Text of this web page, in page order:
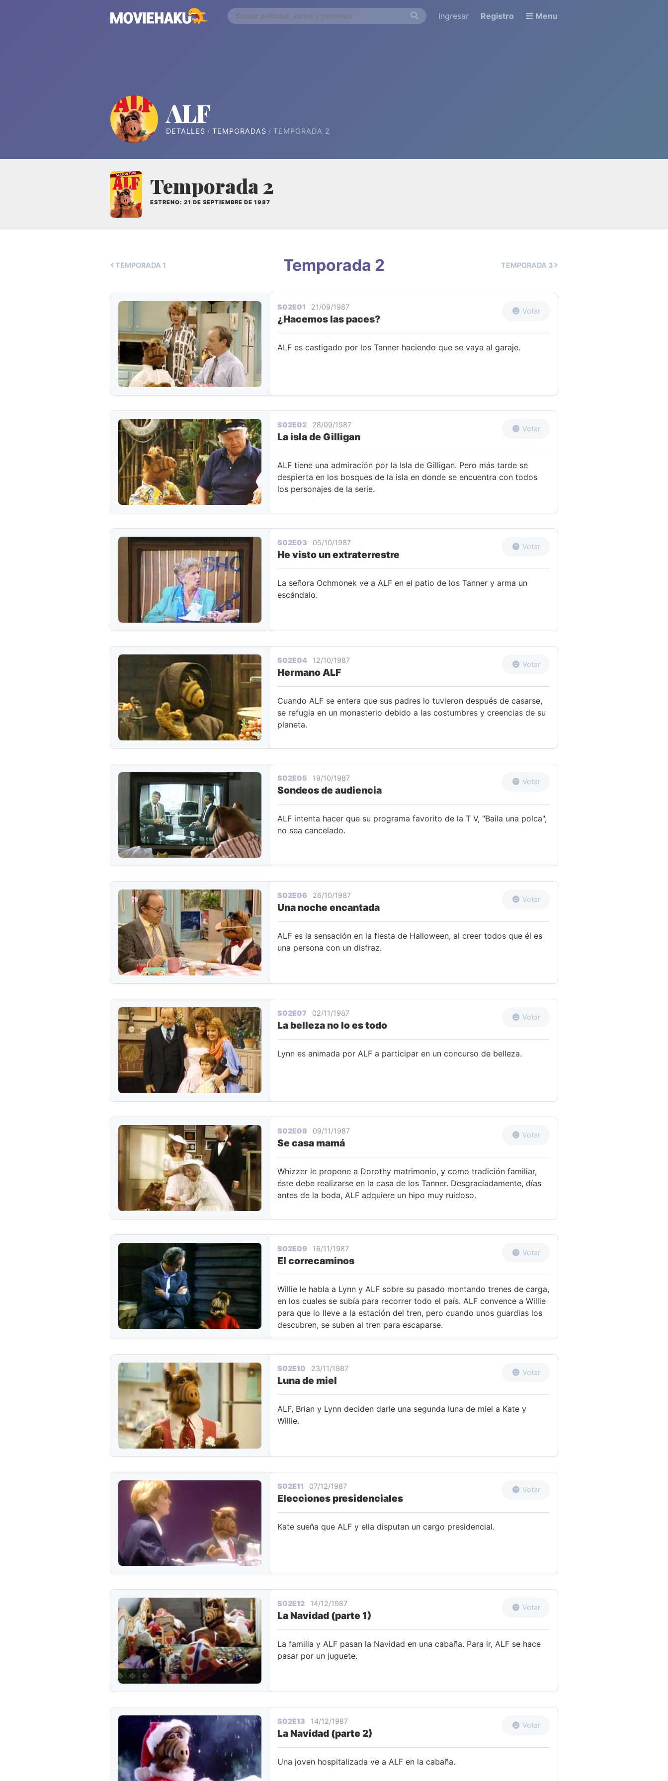
Ingresar Registro Menu
ALF
DETALLES TEMPORADAS TEMPORADA 2
Temporada 2
ESTRENO: 21 DE SEPTIEMBRE DE 1987
TEMPORADA 1 Temporada 2 TEMPORADA 3
S02E01 21/09/1987
¿Hacemos las paces?
Votar
ALF es castigado por los Tanner haciendo que se vaya al garaje.
S02E02 28/09/1987
La isla de Gilligan
Votar
ALF tiene una admiración por la Isla de Gilligan. Pero más tarde se
despierta en los bosques de la isla en donde se encuentra con todos
los personajes de la serie.
S02E03 05/10/1987
He visto un extraterrestre
Votar
La señora Ochmonek ve a ALF en el patio de los Tanner y arma un
escándalo.
S02E04 12/10/1987
Hermano ALF
Votar
Cuando ALF se entera que sus padres lo tuvieron después de casarse,
se refugia en un monasterio debido a las costumbres y creencias de su
planeta.
S02E05 19/10/1987
Sondeos de audiencia
Votar
ALF intenta hacer que su programa favorito de la T V, "Baila una polca",
no sea cancelado.
S02E06 26/10/1987
Una noche encantada
Votar
ALF es la sensación en la fiesta de Halloween, al creer todos que él es
una persona con un disfraz.
S02E07 02/11/1987
La belleza no lo es todo
Votar
Lynn es animada por ALF a participar en un concurso de belleza.
S02E08 09/11/1987
Se casa mamá
Votar
Whizzer le propone a Dorothy matrimonio, y como tradición familiar,
éste debe realizarse en la casa de los Tanner. Desgraciadamente, días
antes de la boda, ALF adquiere un hipo muy ruidoso.
S02E09 16/11/1987
El correcaminos
Votar
Willie le habla a Lynn y ALF sobre su pasado montando trenes de carga,
en los cuales se subía para recorrer todo el país. ALF convence a Willie
para que lo lleve a la estación del tren, pero cuando unos guardias los
descubren, se suben al tren para escaparse.
S02E10 23/11/1987
Luna de miel
Votar
ALF, Brian y Lynn deciden darle una segunda luna de miel a Kate y
Willie.
S02E11 07/12/1987
Elecciones presidenciales
Votar
Kate sueña que ALF y ella disputan un cargo presidencial.
S02E12 14/12/1987
La Navidad (parte 1)
Votar
La familia y ALF pasan la Navidad en una cabaña. Para ir, ALF se hace
pasar por un juguete.
S02E13 14/12/1987
La Navidad (parte 2)
Votar
Una joven hospitalizada ve a ALF en la cabaña.